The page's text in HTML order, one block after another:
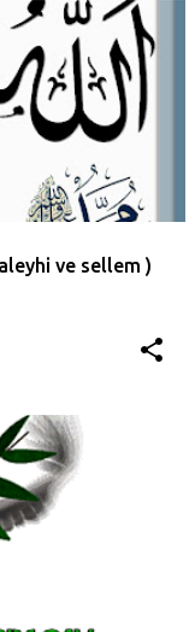
ve sellem )